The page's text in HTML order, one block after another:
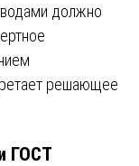
должно
решающее
ГОСТ